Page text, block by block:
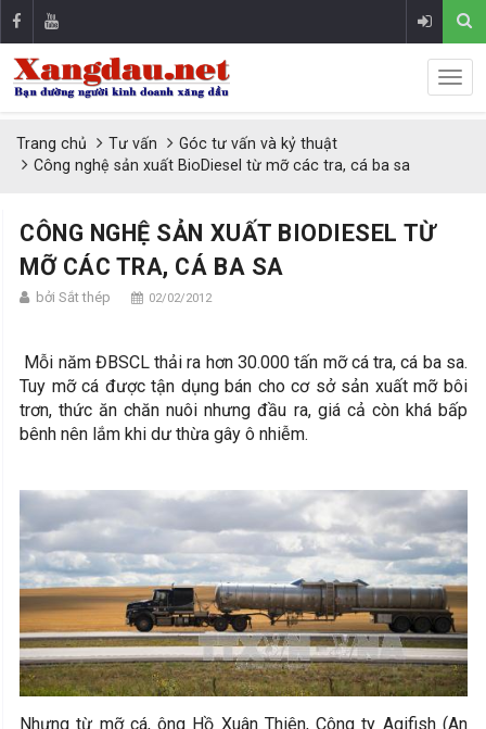
Trang chủ Tư vấn
Góc tư vấn và kỷ thuật
Công nghệ sản xuất BioDiesel từ mỡ các tra, cá ba sa
CÔNG NGHỆ SẢN XUẤT BIODIESEL TỪ
MỠ CÁC TRA, CÁ BA SA
bởi Sắt thép 02/02/2012
Mỗi năm ĐBSCL thải ra hơn 30.000 tấn mỡ cá tra, cá ba sa.
Tuy mỡ cá được tận dụng bán cho cơ sở sản xuất mỡ bôi
trơn, thức ăn chăn nuôi nhưng đầu ra, giá cả còn khá bấp
bênh nên lắm khi dư thừa gây ô nhiễm.
Nhưng từ mỡ cá, ông Hồ Xuân Thiên, Công ty Agifish (An